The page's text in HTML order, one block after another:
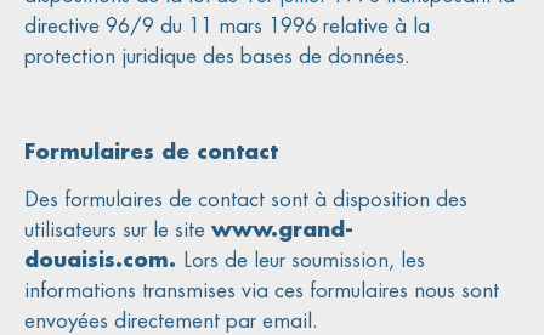
directive 96/9 du 11 mars 1996 relative à la
protection juridique des bases de données.
Formulaires de contact
Des formulaires de contact sont à disposition des
utilisateurs sur le site www.grand-
douaisis.com. Lors de leur soumission, les
informations transmises via ces formulaires nous sont
envoyées directement par email.